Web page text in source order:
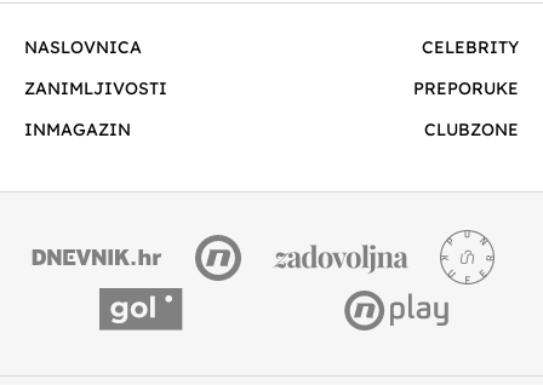
NASLOVNICA
CELEBRITY
ZANIMLJIVOSTI
PREPORUKE
INMAGAZIN
CLUBZONE